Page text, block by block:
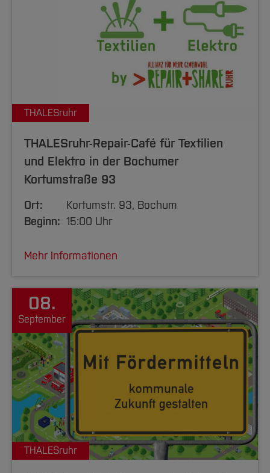
THALESruhr
THALESruhr-Repair-Café für Textilien
und Elektro in der Bochumer
Kortumstraße 93
Ort:
Kortumstr. 93, Bochum
Beginn: 15:00 Uhr
Mehr Informationen
THALESruhr
08.
September